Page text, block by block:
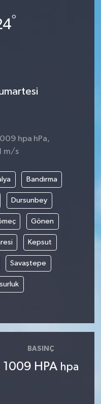
°
hpa hPa,
m/s
Bandırma
Dursunbey
Gönen
Kepsut
Savaştepe
BASINÇ
1009 HPA hpa